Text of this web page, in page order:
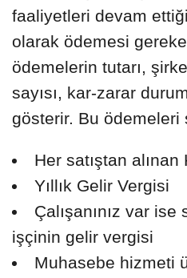
faaliyetleri devam
olarak ödemesi
ödemelerin tutarı,
sayısı, kar-zarar
gösterir. Bu ödemeleri
Her satıştan
Yıllık Gelir Vergisi
Çalışanınız var
işçinin gelir vergisi
Muhasebe hizmeti